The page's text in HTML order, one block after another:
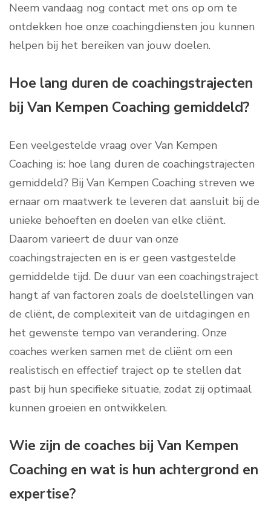
Neem vandaag nog contact met ons op om te
ontdekken hoe onze coachingdiensten jou kunnen
helpen bij het bereiken van jouw doelen.
Hoe lang duren de coachingstrajecten
bij Van Kempen Coaching gemiddeld?
Een veelgestelde vraag over Van Kempen
Coaching is: hoe lang duren de coachingstrajecten
gemiddeld? Bij Van Kempen Coaching streven we
ernaar om maatwerk te leveren dat aansluit bij de
unieke behoeften en doelen van elke cliënt.
Daarom varieert de duur van onze
coachingstrajecten en is er geen vastgestelde
gemiddelde tijd. De duur van een coachingstraject
hangt af van factoren zoals de doelstellingen van
de cliënt, de complexiteit van de uitdagingen en
het gewenste tempo van verandering. Onze
coaches werken samen met de cliënt om een
realistisch en effectief traject op te stellen dat
past bij hun specifieke situatie, zodat zij optimaal
kunnen groeien en ontwikkelen.
Wie zijn de coaches bij Van Kempen
Coaching en wat is hun achtergrond en
expertise?